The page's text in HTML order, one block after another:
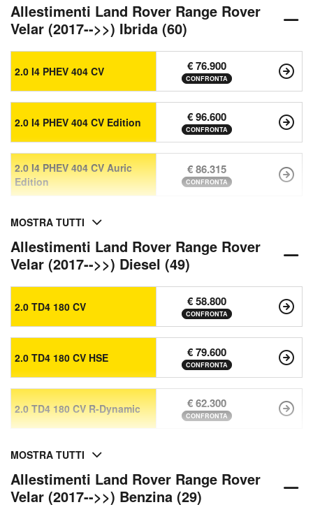
Allestimenti Land Rover Range Rover
Velar (2017-->>) Ibrida (60)
2.0 I4 PHEV 404 CV € 76.900
CONFRONTA
2.0 I4 PHEV 404 CV Edition € 96.600
CONFRONTA
2.0 I4 PHEV 404 CV Auric
Edition
€ 86.315
CONFRONTA
MOSTRA TUTTI
Allestimenti Land Rover Range Rover
Velar (2017-->>) Diesel (49)
2.0 TD4 180 CV € 58.800
CONFRONTA
2.0 TD4 180 CV HSE € 79.600
CONFRONTA
2.0 TD4 180 CV R-Dynamic € 62.300
CONFRONTA
MOSTRA TUTTI
Allestimenti Land Rover Range Rover
Velar (2017-->>) Benzina (29)